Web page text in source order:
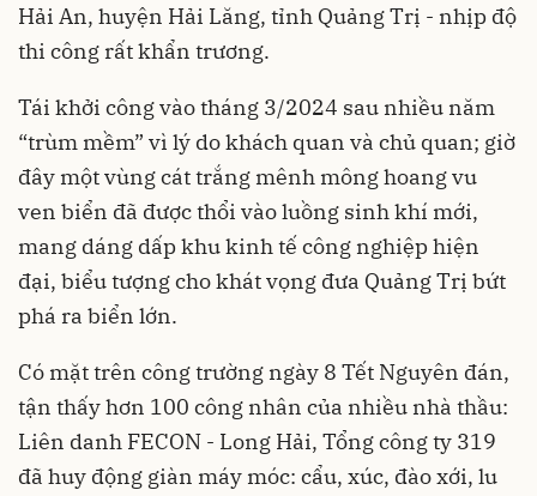
Hải An, huyện Hải Lăng, tỉnh Quảng Trị - nhịp độ
thi công rất khẩn trương.
Tái khởi công vào tháng 3/2024 sau nhiều năm
“trùm mềm” vì lý do khách quan và chủ quan; giờ
đây một vùng cát trắng mênh mông hoang vu
ven biển đã được thổi vào luồng sinh khí mới,
mang dáng dấp khu kinh tế công nghiệp hiện
đại, biểu tượng cho khát vọng đưa Quảng Trị bứt
phá ra biển lớn.
Có mặt trên công trường ngày 8 Tết Nguyên đán,
tận thấy hơn 100 công nhân của nhiều nhà thầu:
Liên danh FECON - Long Hải, Tổng công ty 319
đã huy động giàn máy móc: cẩu, xúc, đào xới, lu